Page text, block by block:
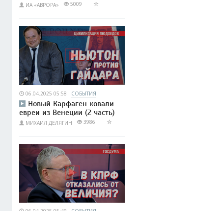
ИА «АВРОРА» 5009
06.04.2025 05:58 СОБЫТИЯ
Новый Карфаген ковали
евреи из Венеции (2 часть)
МИХАИЛ ДЕЛЯГИН 3986